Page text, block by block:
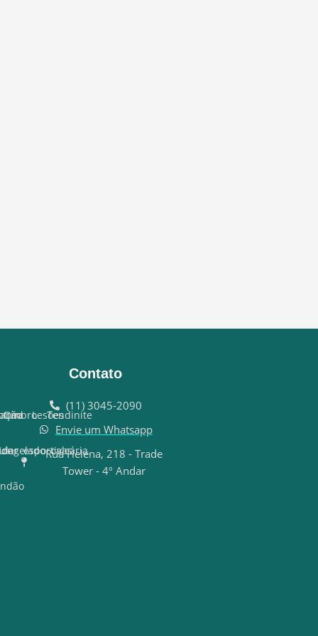
Ombro Tendinite
calcária
de
Lesões
esportivas
Contato
(11) 3045-2090
Envie um Whatsapp
Rua Helena, 218 - Trade
Tower - 4º Andar